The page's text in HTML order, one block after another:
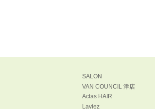
SALON
VAN COUNCIL 津店
Actas HAIR
Laviez